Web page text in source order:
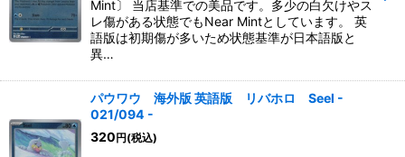
Mint〕 当店基準での美品です。多少の白欠けやス
レ傷がある状態でもNear Mintとしています。 英
語版は初期傷が多いため状態基準が日本語版と
異…
パウワウ 海外版 英語版 リバホロ Seel -
021/094 -
320円(税込)